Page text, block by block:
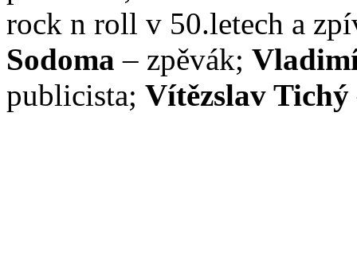
rock n roll v 50.letech a
Sodoma – zpěvák;
publicista; Vítězslav Tichý